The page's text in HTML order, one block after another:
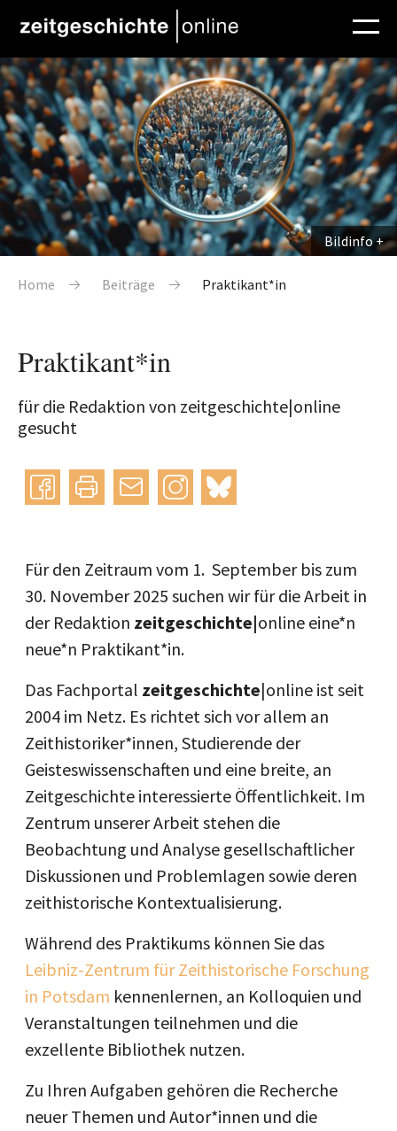
Direkt zum Inhalt
Bildinfo
Pfadnavigation
Home Beiträge Praktikant*in
Praktikant*in
für die Redaktion von zeitgeschichte|online
gesucht
Instagram
bluesky
Für den Zeitraum vom 1. September bis zum
30. November 2025 suchen wir für die Arbeit in
der Redaktion zeitgeschichte|online eine*n
neue*n Praktikant*in.
Das Fachportal zeitgeschichte|online ist seit
2004 im Netz. Es richtet sich vor allem an
Zeithistoriker*innen, Studierende der
Geisteswissenschaften und eine breite, an
Zeitgeschichte interessierte Öffentlichkeit. Im
Zentrum unserer Arbeit stehen die
Beobachtung und Analyse gesellschaftlicher
Diskussionen und Problemlagen sowie deren
zeithistorische Kontextualisierung.
Während des Praktikums können Sie das
Leibniz-Zentrum für Zeithistorische Forschung
in Potsdam kennenlernen, an Kolloquien und
Veranstaltungen teilnehmen und die
exzellente Bibliothek nutzen.
Zu Ihren Aufgaben gehören die Recherche
neuer Themen und Autor*innen und die